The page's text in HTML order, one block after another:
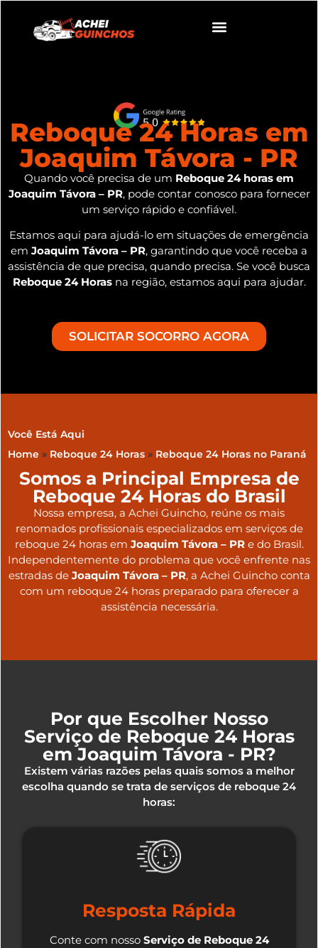
Reboque 24 Horas em
Joaquim Távora - PR
Quando você precisa de um Reboque 24 horas em
Joaquim Távora – PR, pode contar conosco para fornecer
um serviço rápido e confiável.
Estamos aqui para ajudá-lo em situações de emergência
em Joaquim Távora – PR, garantindo que você receba a
assistência de que precisa, quando precisa. Se você busca
Reboque 24 Horasna região, estamos aqui para ajudar.
SOLICITAR SOCORRO AGORA
Você Está Aqui
Home » Reboque 24 Horas » Reboque 24 Horas no Paraná
Somos a Principal Empresa de
Reboque 24 Horas do Brasil
Nossa empresa, a Achei Guincho, reúne os mais
renomados profissionais especializados em serviços de
reboque 24 horas em Joaquim Távora – PRe do Brasil.
Independentemente do problema que você enfrente nas
estradas de Joaquim Távora – PR, a Achei Guincho conta
com um reboque 24 horas preparado para oferecer a
assistência necessária.
Por que Escolher Nosso
Serviço de Reboque 24 Horas
em Joaquim Távora - PR?
Existem várias razões pelas quais somos a melhor
escolha quando se trata de serviços de reboque 24
horas:
Resposta Rápida
Conte com nosso Serviço de Reboque 24